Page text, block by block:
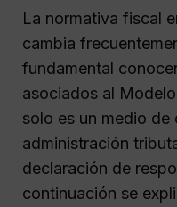
La normativa fiscal
cambia
fundamental
asociados al
solo es un medio
administración
declaración de
continuación se